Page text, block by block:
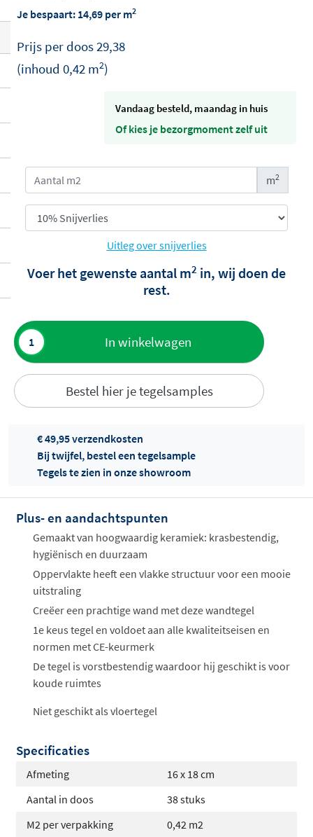
Je bespaart: 14,69 per m2
Prijs per doos29,38
(inhoud 0,42 m2)
vandaag besteld, maandag in huis
Of kies je bezorgmoment zelf uit
m2
Uitleg over snijverlies
Voer het gewenste aantal m2 in, wij doen de
rest.
In winkelwagen
Bestel hier je tegelsamples
Toevoegen
aan offerte
Offertes
ophalen...
€ 49,95 verzendkosten
Bij twijfel, bestel een tegelsample
Tegels te zien in onze showroom
Plus- en aandachtspunten
Gemaakt van hoogwaardig keramiek: krasbestendig,
hygiënisch en duurzaam
Oppervlakte heeft een vlakke structuur voor een mooie
uitstraling
Creëer een prachtige wand met deze wandtegel
1e keus tegel en voldoet aan alle kwaliteitseisen en
normen met CE-keurmerk
De tegel is vorstbestendig waardoor hij geschikt is voor
koude ruimtes
Niet geschikt als vloertegel
Specificaties
Afmeting
16 x 18 cm
Aantal in doos
38 stuks
M2 per verpakking
0,42 m2